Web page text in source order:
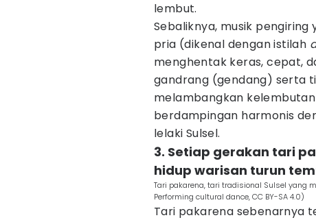
lembut.
Sebaliknya, musik
pria (dikenal dengan istilah
menghentak keras, cepat,
gandrang (gendang) serta
melambangkan
berdampingan harmonis
lelaki Sulsel.
3. Setiap gerakan tari
hidup warisan turun
Tari pakarena, tari tradisional Sulsel yang
Performing cultural dance, CC BY-SA 4.0)
Tari pakarena sebenarnya